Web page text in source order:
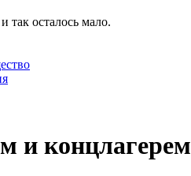
так осталось мало.
и концлагерем